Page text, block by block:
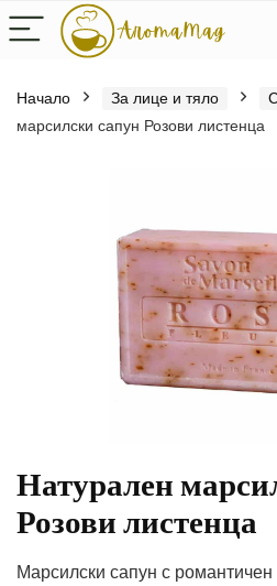
Начало За лице и тяло
марсилски сапун Розови листенца
Натурален
Розови листенца
Марсилски сапун с